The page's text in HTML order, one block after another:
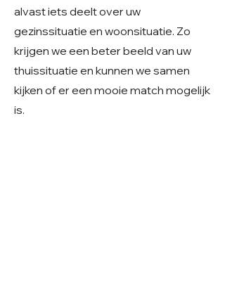
alvast iets deelt over uw
gezinssituatie en woonsituatie. Zo
krijgen we een beter beeld van uw
thuissituatie en kunnen we samen
kijken of er een mooie match mogelijk
is.